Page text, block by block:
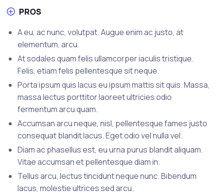
PROS
A eu, ac nunc, volutpat. Augue enim ac justo, at
elementum, arcu.
At sodales quam felis ullamcorper iaculis tristique.
Felis, etiam felis pellentesque sit neque.
Porta ipsum quis lacus eu ipsum mattis sit quis. Massa,
massa lectus porttitor laoreet ultricies odio
fermentum arcu quam.
Accumsan arcu neque, nisl, pellentesque fames justo
consequat blandit lacus. Eget odio vel nulla vel.
Diam ac phasellus est, eu urna purus blandit aliquam.
Vitae accumsan et pellentesque diam in.
Tellus arcu, lectus tincidunt neque nunc. Bibendum
lacus, molestie ultrices sed arcu.